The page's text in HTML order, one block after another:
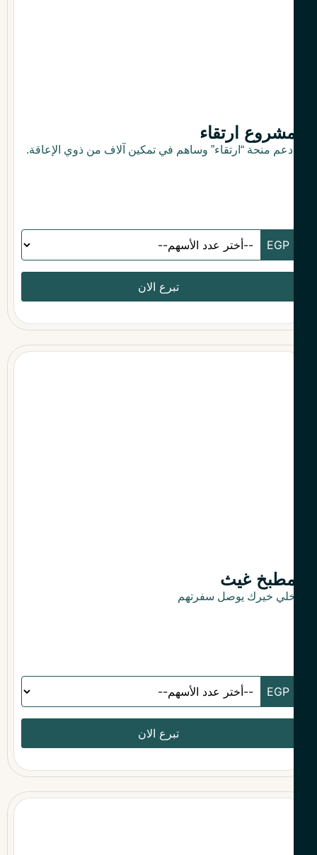
ارتقاء
منحة “ارتقاء” وساهم في تمكين آلاف من ذوي الإعاقة.
تبرع الان
غيث
خيرك يوصل سفرتهم
تبرع الان